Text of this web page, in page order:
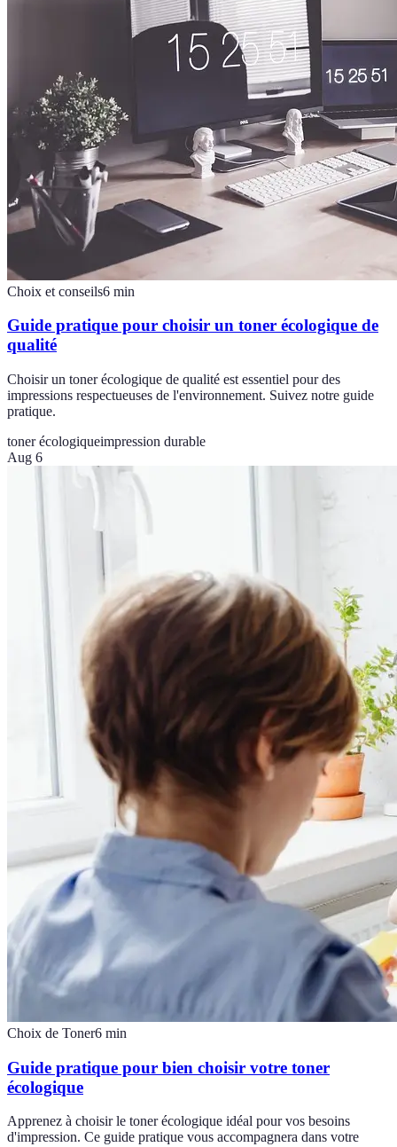
Choix et conseils6 min
Guide pratique pour choisir un toner écologique de
qualité
Choisir un toner écologique de qualité est essentiel pour des
impressions respectueuses de l'environnement. Suivez notre guide
pratique.
toner écologiqueimpression durable
Aug 6
Choix de Toner6 min
Guide pratique pour bien choisir votre toner
écologique
Apprenez à choisir le toner écologique idéal pour vos besoins
d'impression. Ce guide pratique vous accompagnera dans votre